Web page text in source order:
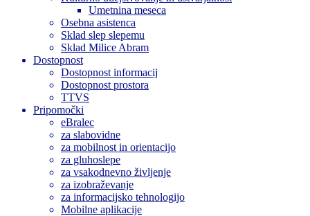
Umetnina meseca
Osebna asistenca
Sklad slep slepemu
Sklad Milice Abram
Dostopnost
Dostopnost informacij
Dostopnost prostora
TTVS
Pripomočki
eBralec
za slabovidne
za mobilnost in orientacijo
za gluhoslepe
za vsakodnevno življenje
za izobraževanje
za informacijsko tehnologijo
Mobilne aplikacije